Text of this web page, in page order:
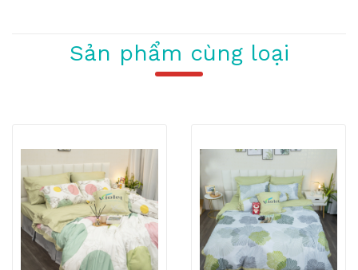
Sản phẩm cùng loại